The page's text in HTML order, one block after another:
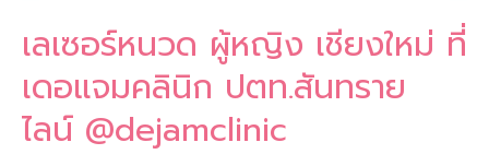
เลเซอร์หนวด ผู้หญิง เชียงใหม่ ที่
เดอแจมคลินิก ปตท.สันทราย
ไลน์ @dejamclinic